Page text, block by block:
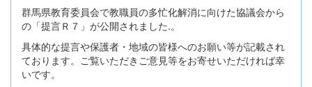
群馬県教育委員会で教職員の多忙化解消に向けた協議会から
の「提言Ｒ７」が公開されました.。
具体的な提言や保護者・地域の皆様へのお願い等が記載され
ております。ご覧いただきご意見等をお寄せいただければ幸
いです。